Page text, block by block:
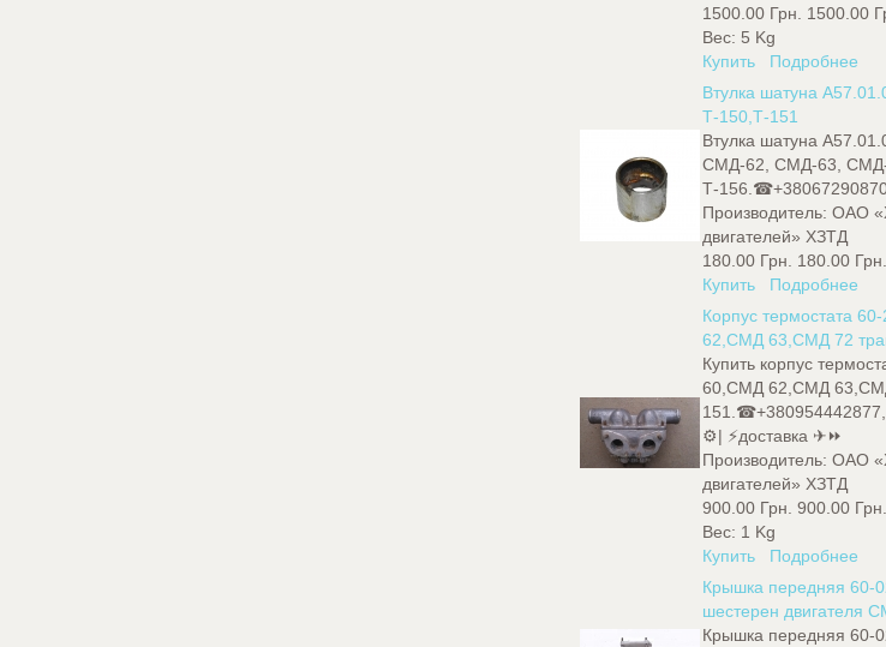
1500.00 Грн.
1500.00
Вес: 5 Kg
Купить
Подробнее
Втулка шатуна
Т-150,Т-151
Втулка шатуна
СМД-62, СМД-63, СМД-
Т-
Производитель:ОАО
двигателей» ХЗТД
180.00 Грн.
180.00 Грн.
Купить
Подробнее
Корпус термостата
62,СМД 63,СМД 72
Купить корпус
60,СМД 62,СМД
⚙️| ⚡доставка ✈⏩
Производитель:ОАО
двигателей» ХЗТД
900.00 Грн. 900.00 Грн.
Вес: 1 Kg
Купить
Подробнее
Крышка передняя 60-
шестерен
Крышка передняя 60-